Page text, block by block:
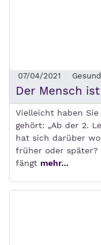
07/04/2021
Der Mensch
Vielleicht haben
gehört: „Ab der 2.
hat sich darüber
früher oder später?
fängt mehr...